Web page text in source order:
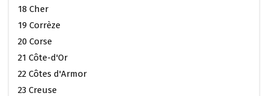
18 Cher
19 Corrèze
20 Corse
21 Côte-d'Or
22 Côtes d'Armor
23 Creuse